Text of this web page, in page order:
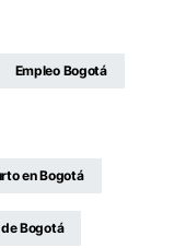
Empleo Bogotá
en Bogotá
Bogotá